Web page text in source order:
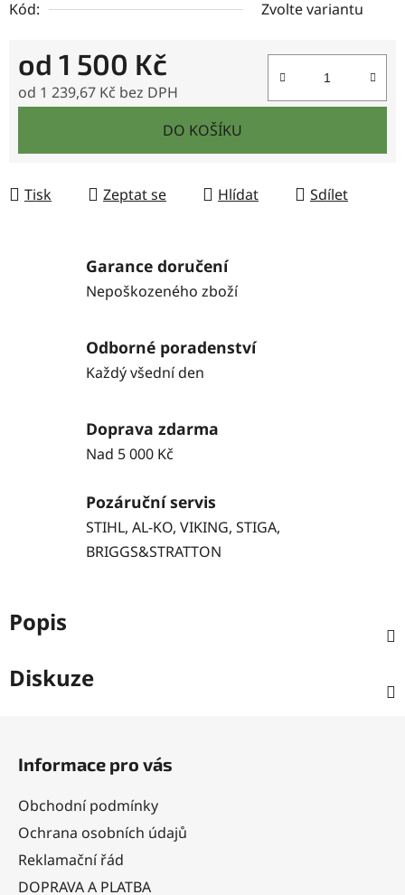
Kód:
Zvolte variantu
od 1 500 Kč
od 1 239,67 Kč bez DPH
DO KOŠÍKU
Tisk Zeptat se Hlídat Sdílet
Garance doručení
Nepoškozeného zboží
Odborné poradenství
Každý všední den
Doprava zdarma
Nad 5 000 Kč
Pozáruční servis
STIHL, AL-KO, VIKING, STIGA,
BRIGGS&STRATTON
Popis
Diskuze
Informace pro vás
Obchodní podmínky
Ochrana osobních údajů
Reklamační řád
DOPRAVA A PLATBA